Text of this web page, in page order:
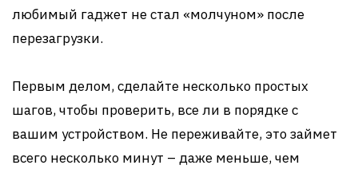
любимый гаджет не стал «молчуном» после
перезагрузки.
Первым делом, сделайте несколько простых
шагов, чтобы проверить, все ли в порядке с
вашим устройством. Не переживайте, это займет
всего несколько минут – даже меньше, чем